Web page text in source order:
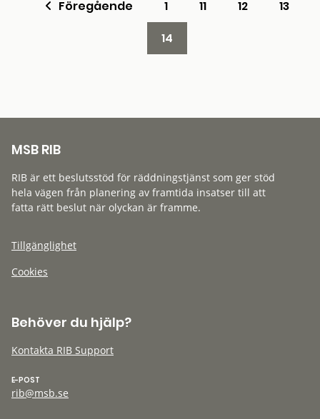
Föregående 1 11 12
13
14
MSB RIB
RIB är ett beslutsstöd för räddningstjänst som ger stöd
hela vägen från planering av framtida insatser till att
fatta rätt beslut när olyckan är framme.
Tillgänglighet
Cookies
Behöver du hjälp?
Kontakta RIB Support
E-POST
rib@msb.se